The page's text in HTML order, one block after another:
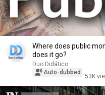
Where does public
does it go?
Duo Didático
Auto-dubbed
53K